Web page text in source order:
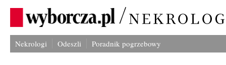
Nekrologi Odeszli Poradnik pogrzebowy